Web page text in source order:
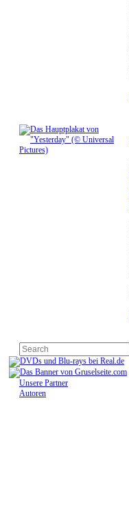
Unsere Partner
Autoren